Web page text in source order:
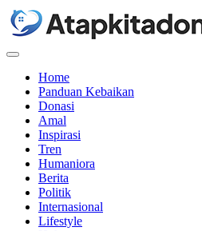
Menu
Home
Panduan Kebaikan
Donasi
Amal
Inspirasi
Tren
Humaniora
Berita
Politik
Internasional
Lifestyle